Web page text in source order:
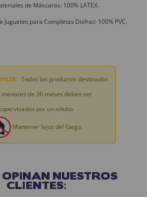
de Máscaras: 100% LÁTEX.
Juguetes para Completas Disfraz: 100% PVC.
Todos los productos destinados
menores de 36 meses deben ser
por un adulto.
Mantener lejos del fuego.
OPINAN NUESTROS
CLIENTES: